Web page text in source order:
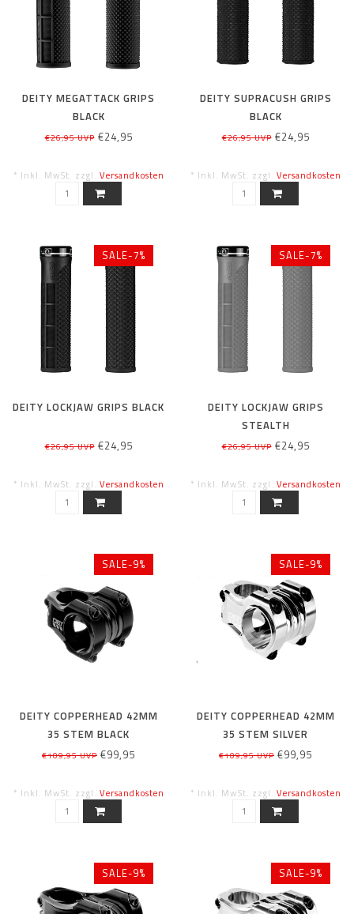
DEITY MEGATTACK GRIPS
BLACK
€26,95 UVP€24,95
* Inkl. MwSt. zzgl. Versandkosten
DEITY SUPRACUSH GRIPS
BLACK
€26,95 UVP€24,95
* Inkl. MwSt. zzgl. Versandkosten
SALE-7%
DEITY LOCKJAW GRIPS BLACK
€26,95 UVP€24,95
* Inkl. MwSt. zzgl. Versandkosten
SALE-7%
DEITY LOCKJAW GRIPS
STEALTH
€26,95 UVP€24,95
* Inkl. MwSt. zzgl. Versandkosten
SALE-9%
DEITY COPPERHEAD 42MM
35 STEM BLACK
€109,95 UVP €99,95
* Inkl. MwSt. zzgl. Versandkosten
SALE-9%
DEITY COPPERHEAD 42MM
35 STEM SILVER
€109,95 UVP €99,95
* Inkl. MwSt. zzgl. Versandkosten
SALE-9% SALE-9%